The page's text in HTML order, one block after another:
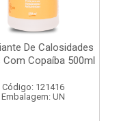
De Calosidades
Com Copaíba 500ml
Código: 121416
Embalagem: UN